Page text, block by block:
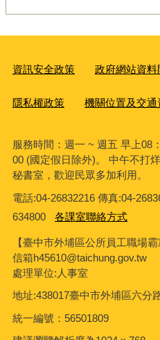
資訊安全政策 政府網站資料
隱私權政策 機關位置及交通
服務時間：週一 ~ 週五 早上08
00 (國定假日除外)。 中午不打
秘書室，歡迎民眾多加利用。
電話:04-26832216 傳真:04-
634800
各課室聯絡方式
【臺中市外埔區公所員工職場
信箱h45610@taichung.gov.tw
處理單位:人事室
地址:438017臺中市外埔區六分
統一編號：56501809